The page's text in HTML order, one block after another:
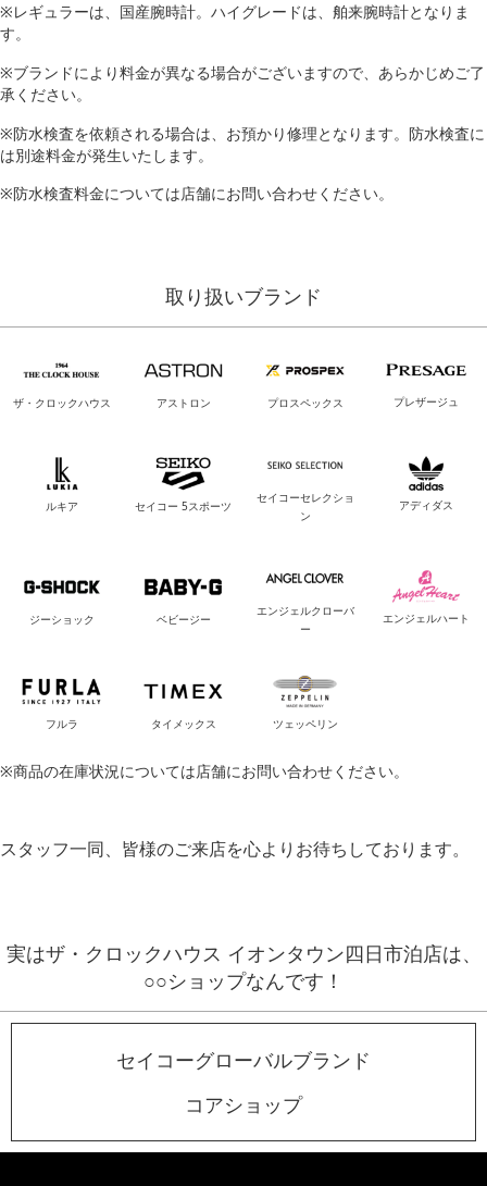
※レギュラーは、国産腕時計。ハイグレードは、舶来腕時計となりま
す。
※ブランドにより料金が異なる場合がございますので、あらかじめご了
承ください。
※防水検査を依頼される場合は、お預かり修理となります。防水検査に
は別途料金が発生いたします。
※防水検査料金については店舗にお問い合わせください。
取り扱いブランド
ザ・クロックハウス アストロン プロスペックス プレザージュ
ルキア セイコー 5スポーツ
セイコーセレクショ
ン
アディダス
ジーショック ベビージー
エンジェルクローバ
ー
エンジェルハート
フルラ タイメックス ツェッペリン
※商品の在庫状況については店舗にお問い合わせください。
スタッフ一同、皆様のご来店を心よりお待ちしております。
実はザ・クロックハウス イオンタウン四日市泊店は、
○○ショップなんです！
セイコーグローバルブランド
コアショップ